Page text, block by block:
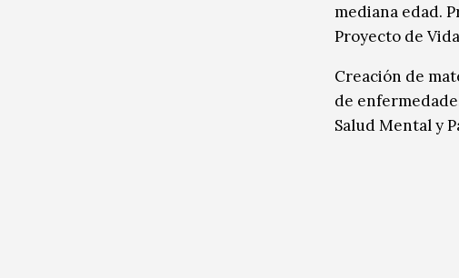
mediana edad.
Proyecto de
Creación de
de
Salud Mental y